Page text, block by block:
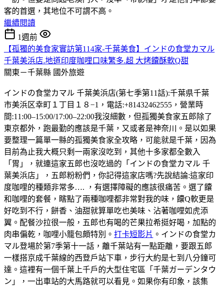
客的首選，其地位不可謂不高。
繼續閱讀
1週前
【孤獨的美食家實訪第114家-千葉美食】インドの食堂カマル
千葉美浜店.地道印度咖哩口味繁多.超 大烤饢酥軟Q甜
關東－千葉縣 國外旅遊
インドの食堂カマル 千葉美浜店(第七季第11話):千葉県千葉
市美浜区幸町１丁目１８−1，電話:+81432462555，營業時
間:11:00–15:00/17:00–22:00我沒細數，但孤獨美食家五郎除了
東京都外，跑最勤的應該是千葉，又或者是神奈川。是以如果
要整理一篇單一縣的孤獨美食家全攻略，可能就是千葉，因為
目前為止我大概只剩一兩家沒吃到，其他十多家都全數入
「胃」，就連這家五郎也沒吃過的「インドの食堂カマル 千
葉美浜店」，五郎粉粉們，你記得這家店嗎?先說結論:這家印
度咖哩的種類非常多…. ，有選擇障礙的應該很痛苦。選了饢
和咖哩的套餐，瞎點了兩種咖哩都非常對我的味，饢Q軟更是
好吃到不行，餅香、油甜就算單吃也美味、沾著咖哩如虎添
翼。配餐沙拉很一般，五郎也有喝的芒果拉希挺好喝，加點的
肉串偏乾，咖哩小籠包頗特別。 打卡短影片 。インドの食堂カ
マル登場於第7季第十一話，離千葉站有一點距離，要跟五郎
一樣搭京成千葉線的西登戶站下車，步行大約是七到八分鐘可
達。這裡有一個千葉上千戶的大型住宅區「千葉ガーデンタウ
ン」，一出車站的大馬路就可以看見。如果你有印象，該集